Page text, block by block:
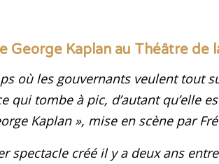
George Kaplan au Théâtre de
où les gouvernants veulent tout
qui tombe à pic, d’autant qu’elle
Kaplan », mise en scène par
spectacle créé il y a deux ans